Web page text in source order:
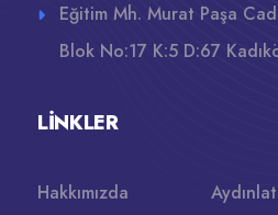
Eğitim Mh. Murat Paşa
Blok No:17 K:5 D:67
LINKLER
Hakkımızda